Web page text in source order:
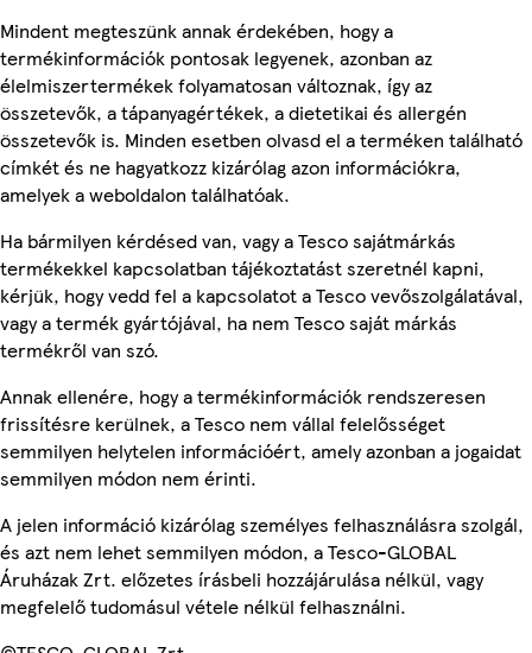
Mindent megteszünk annak érdekében, hogy a
termékinformációk pontosak legyenek, azonban az
élelmiszertermékek folyamatosan változnak, így az
összetevők, a tápanyagértékek, a dietetikai és allergén
összetevők is. Minden esetben olvasd el a terméken található
címkét és ne hagyatkozz kizárólag azon információkra,
amelyek a weboldalon találhatóak.
Ha bármilyen kérdésed van, vagy a Tesco sajátmárkás
termékekkel kapcsolatban tájékoztatást szeretnél kapni,
kérjük, hogy vedd fel a kapcsolatot a Tesco vevőszolgálatával,
vagy a termék gyártójával, ha nem Tesco saját márkás
termékről van szó.
Annak ellenére, hogy a termékinformációk rendszeresen
frissítésre kerülnek, a Tesco nem vállal felelősséget
semmilyen helytelen információért, amely azonban a jogaidat
semmilyen módon nem érinti.
A jelen információ kizárólag személyes felhasználásra szolgál,
és azt nem lehet semmilyen módon, a Tesco-GLOBAL
Áruházak Zrt. előzetes írásbeli hozzájárulása nélkül, vagy
megfelelő tudomásul vétele nélkül felhasználni.